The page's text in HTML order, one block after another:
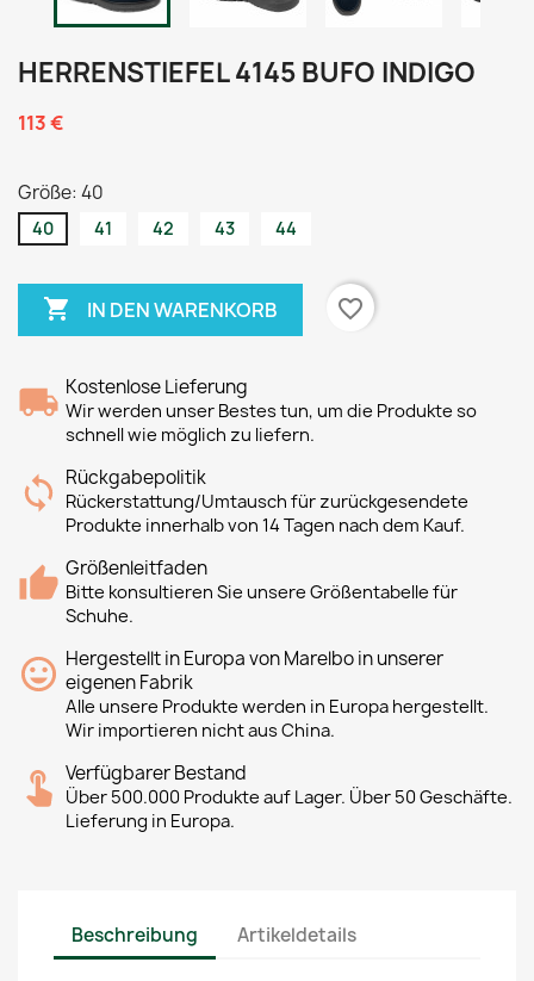
HERRENSTIEFEL 4145 BUFO INDIGO
113 €
Größe: 40
40 41 42 43 44
 IN DEN WARENKORB favorite_border
Kostenlose Lieferung
Wir werden unser Bestes tun, um die Produkte so
schnell wie möglich zu liefern.
Rückgabepolitik
Rückerstattung/Umtausch für zurückgesendete
Produkte innerhalb von 14 Tagen nach dem Kauf.
Größenleitfaden
Bitte konsultieren Sie unsere Größentabelle für
Schuhe.
Hergestellt in Europa von Marelbo in unserer
eigenen Fabrik
Alle unsere Produkte werden in Europa hergestellt.
Wir importieren nicht aus China.
Verfügbarer Bestand
Über 500.000 Produkte auf Lager. Über 50 Geschäfte.
Lieferung in Europa.
Beschreibung Artikeldetails